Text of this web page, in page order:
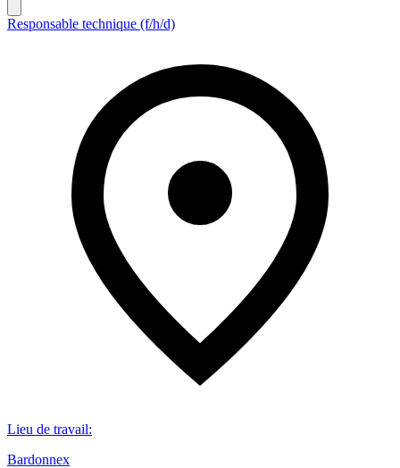
Responsable technique (f/h/d)
Lieu de travail:
Bardonnex